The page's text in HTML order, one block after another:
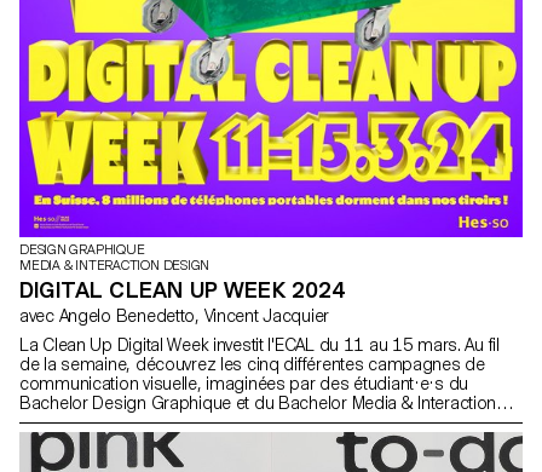
DESIGN GRAPHIQUE
MEDIA & INTERACTION DESIGN
DIGITAL CLEAN UP WEEK 2024
avec Angelo Benedetto, Vincent Jacquier
La Clean Up Digital Week investit l'ECAL du 11 au 15 mars. Au fil
de la semaine, découvrez les cinq différentes campagnes de
communication visuelle, imaginées par des étudiant·e·s du
Bachelor Design Graphique et du Bachelor Media & Interaction
Design, destinées à sensibiliser chacun·e à adopter des
pratiques digitales responsables, dès maintenant, avec des geste
simples.